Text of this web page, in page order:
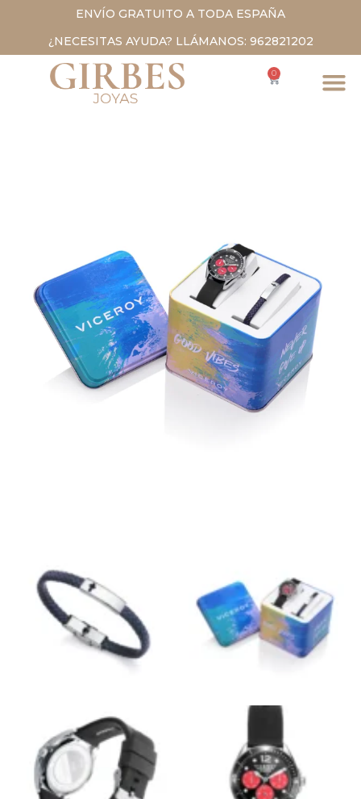
ENVÍO GRATUITO A TODA ESPAÑA
¿NECESITAS AYUDA? LLÁMANOS: 962821202
0